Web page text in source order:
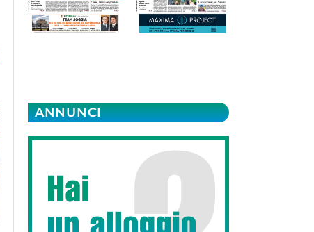
ANNUNCI